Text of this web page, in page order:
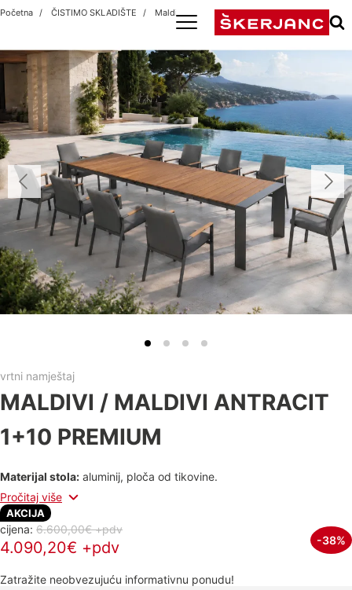
Početna ČISTIMO SKLADIŠTE Maldivi / Maldivi Antracit 1+10 Premium
vrtni namještaj
MALDIVI / MALDIVI ANTRACIT
1+10 PREMIUM
Materijal stola: aluminij, ploča od tikovine.
Pročitaj više
AKCIJA
cijena: 6.600,00€ +pdv
4.090,20€ +pdv -38%
Zatražite neobvezujuću informativnu ponudu!